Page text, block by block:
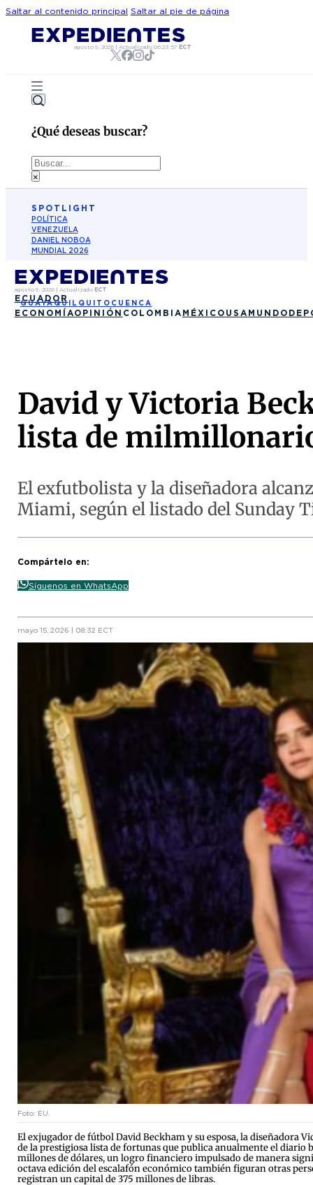
Saltar al contenido principal Saltar al pie de página
agosto 9, 2026 |Actualizado06:23:57 ECT
¿Qué deseas buscar?
Buscar
×
SPOTLIGHT
POLÍTICA
VENEZUELA
DANIEL NOBOA
MUNDIAL 2026
agosto 9, 2026| Actualizado ECT
ECUADOR
GUAYAQUIL QUITO CUENCA
ECONOMÍAOPINIÓN COLOMBIA MÉXICO USA MUNDO
David y Victoria
lista de
El exfutbolista y la diseñadora
Miami, según el listado del Sunday
Compártelo en:
Síguenos en WhatsApp
mayo 15, 2026 | 08:32 ECT
Foto: EU.
El exjugador de fútbol David Beckham y su esposa, la diseñadora
de la prestigiosa lista de fortunas que publica anualmente el
millones de dólares, un logro financiero impulsado de manera
octava edición del escalafón económico también figuran otras
registran un capital de 375 millones de libras.